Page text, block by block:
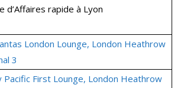
d’Affaires rapide à Lyon
London Lounge, London Heathrow
3
Pacific First Lounge, London Heathrow